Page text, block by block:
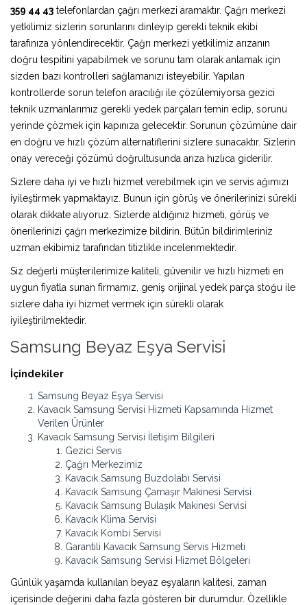
359 44 43 telefonlardan çağrı merkezi aramaktır. Çağrı merkezi
yetkilimiz sizlerin sorunlarını dinleyip gerekli teknik ekibi
tarafınıza yönlendirecektir. Çağrı merkezi yetkilimiz arızanın
doğru tespitini yapabilmek ve sorunu tam olarak anlamak için
sizden bazı kontrolleri sağlamanızı isteyebilir. Yapılan
kontrollerde sorun telefon aracılığı ile çözülemiyorsa gezici
teknik uzmanlarımız gerekli yedek parçaları temin edip, sorunu
yerinde çözmek için kapınıza gelecektir. Sorunun çözümüne dair
en doğru ve hızlı çözüm alternatiflerini sizlere sunacaktır. Sizlerin
onay vereceği çözümü doğrultusunda arıza hızlıca giderilir.
Sizlere daha iyi ve hızlı hizmet verebilmek için ve servis ağımızı
iyileştirmek yapmaktayız. Bunun için görüş ve önerilerinizi sürekli
olarak dikkate alıyoruz. Sizlerde aldığınız hizmeti, görüş ve
önerilerinizi çağrı merkezimize bildirin. Bütün bildirimleriniz
uzman ekibimiz tarafından titizlikle incelenmektedir.
Siz değerli müşterilerimize kaliteli, güvenilir ve hızlı hizmeti en
uygun fiyatla sunan firmamız, geniş orijinal yedek parça stoğu ile
sizlere daha iyi hizmet vermek için sürekli olarak
iyileştirilmektedir.
Samsung Beyaz Eşya Servisi
İçindekiler
Samsung Beyaz Eşya Servisi
Kavacık Samsung Servisi Hizmeti Kapsamında Hizmet
Verilen Ürünler
Kavacık Samsung Servisi İletişim Bilgileri
Gezici Servis
Çağrı Merkezimiz
Kavacık Samsung Buzdolabı Servisi
Kavacık Samsung Çamaşır Makinesi Servisi
Kavacık Samsung Bulaşık Makinesi Servisi
Kavacık Klima Servisi
Kavacık Kombi Servisi
Garantili Kavacık Samsung Servis Hizmeti
Kavacık Samsung Servisi Hizmet Bölgeleri
Günlük yaşamda kullanılan beyaz eşyaların kalitesi, zaman
içerisinde değerini daha fazla gösteren bir durumdur. Özellikle